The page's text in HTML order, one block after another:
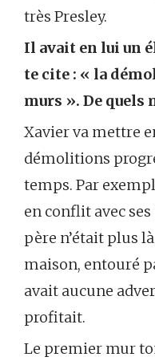
très Presley.
Il avait en lui un
te cite : « la
murs ». De quels
Xavier va mettre
démolitions
temps. Par
en conflit avec
père n’était plus
maison, entouré
avait aucune
profitait.
Le premier mur